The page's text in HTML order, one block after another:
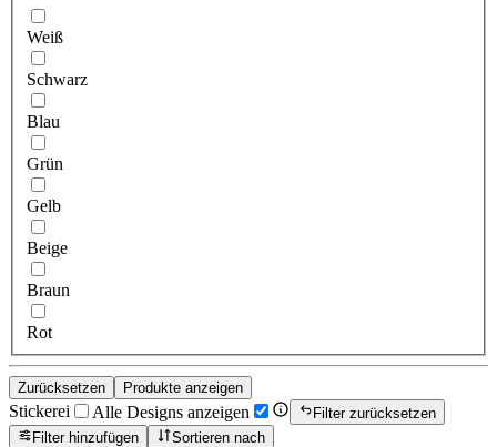
Weiß
Schwarz
Blau
Grün
Gelb
Beige
Braun
Rot
Zurücksetzen Produkte anzeigen
Stickerei Alle Designs anzeigen
Filter zurücksetzen
Filter hinzufügen
Sortieren nach